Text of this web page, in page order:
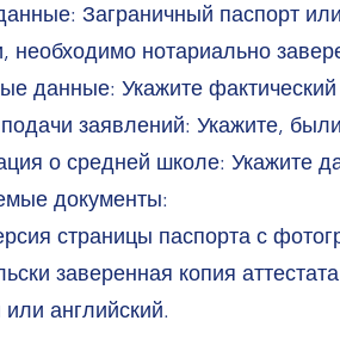
Заграничный паспорт
необходимо нотариально
данные: Укажите
заявлений: Укажите,
о средней школе: Укажите
документы:
страницы паспорта с
заверенная копия
или английский.